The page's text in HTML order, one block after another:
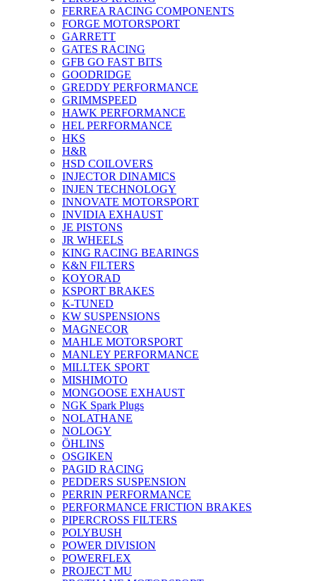
FERREA RACING COMPONENTS
FORGE MOTORSPORT
GARRETT
GATES RACING
GFB GO FAST BITS
GOODRIDGE
GREDDY PERFORMANCE
GRIMMSPEED
HAWK PERFORMANCE
HEL PERFORMANCE
HKS
H&R
HSD COILOVERS
INJECTOR DINAMICS
INJEN TECHNOLOGY
INNOVATE MOTORSPORT
INVIDIA EXHAUST
JE PISTONS
JR WHEELS
KING RACING BEARINGS
K&N FILTERS
KOYORAD
KSPORT BRAKES
K-TUNED
KW SUSPENSIONS
MAGNECOR
MAHLE MOTORSPORT
MANLEY PERFORMANCE
MILLTEK SPORT
MISHIMOTO
MONGOOSE EXHAUST
NGK Spark Plugs
NOLATHANE
NOLOGY
ÖHLINS
OSGIKEN
PAGID RACING
PEDDERS SUSPENSION
PERRIN PERFORMANCE
PERFORMANCE FRICTION BRAKES
PIPERCROSS FILTERS
POLYBUSH
POWER DIVISION
POWERFLEX
PROJECT MU